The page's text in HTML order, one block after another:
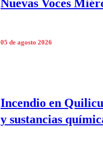
Nuevas Voces
05 de agosto 2026
Incendio en
y sustancias